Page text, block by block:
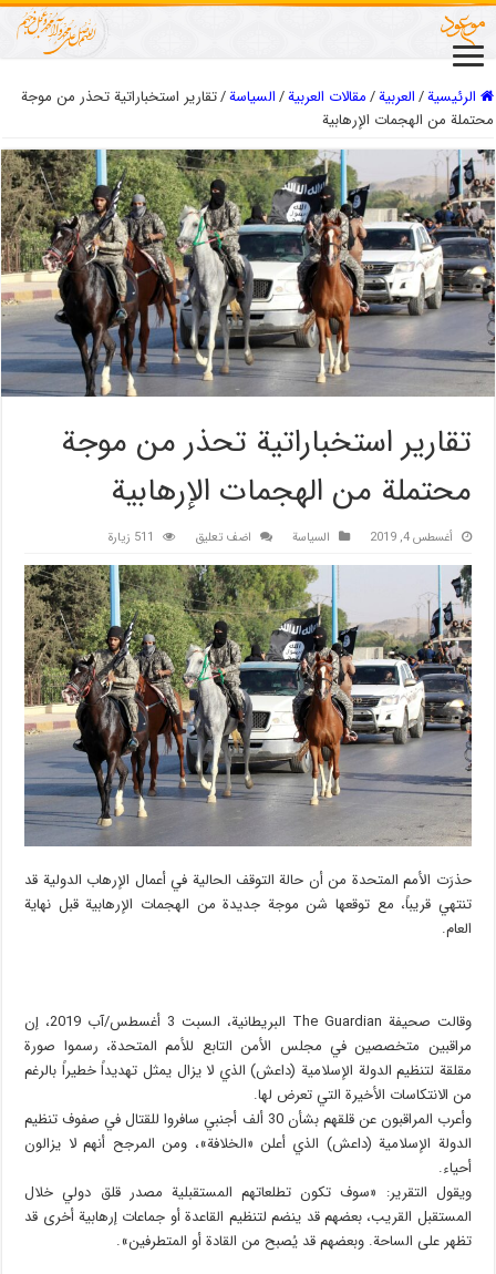
الرئيسية/العربیة/مقالات العربیة/السیاسة/تقارير استخباراتية تحذر من موجة
محتملة من الهجمات الإرهابية
تقارير استخباراتية تحذر من موجة
محتملة من الهجمات الإرهابية
أغسطس 4, 2019 السیاسة اضف تعليق 511 زيارة
حذرَت الأمم المتحدة من أن حالة التوقف الحالية في أعمال الإرهاب الدولية قد
تنتهي قريباً، مع توقعها شن موجة جديدة من الهجمات الإرهابية قبل نهاية
العام.
وقالت صحيفة The Guardian البريطانية، السبت 3 أغسطس/آب 2019، إن
مراقبين متخصصين في مجلس الأمن التابع للأمم المتحدة، رسموا صورة
مقلقة لتنظيم الدولة الإسلامية (داعش) الذي لا يزال يمثل تهديداً خطيراً بالرغم
من الانتكاسات الأخيرة التي تعرض لها.
وأعرب المراقبون عن قلقهم بشأن 30 ألف أجنبي سافروا للقتال في صفوف تنظيم
الدولة الإسلامية (داعش) الذي أعلن «الخلافة»، ومن المرجح أنهم لا يزالون
أحياء.
ويقول التقرير: «سوف تكون تطلعاتهم المستقبلية مصدر قلق دولي خلال
المستقبل القريب، بعضهم قد ينضم لتنظيم القاعدة أو جماعات إرهابية أخرى قد
تظهر على الساحة. وبعضهم قد يُصبح من القادة أو المتطرفين».